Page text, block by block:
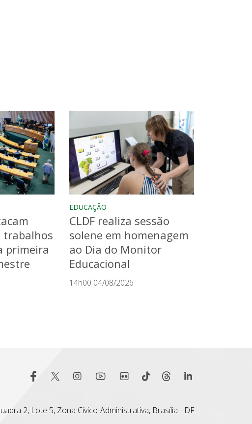
trabalhos
primeira
EDUCAÇÃO
CLDF realiza sessão
solene em homenagem
ao Dia do Monitor
Educacional
14h00 04/08/2026
2, Lote 5, Zona Cívico-Administrativa, Brasília - DF